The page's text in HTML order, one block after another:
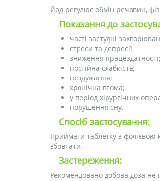
Йод регулює обмін речовин,
Показання до
часті застудні
стреси та депресії;
зниження працездатності;
постійна слабкість;
нездужання;
хронічна втома;
у період хірургічних
порушення сну.
Спосіб застосування:
Приймати таблетку з фолієвою
збовтати.
Застереження:
Рекомендовано добова доза не